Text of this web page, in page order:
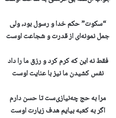
“سکوت” حکم خدا و رسول بود، ولی
جمل نمونه‌ای از قدرت و شجاعت اوست
فقط نه این که کرم کرد و رزق ما را داد
نفس کشیدن ما نیز با عنایت اوست
مرا به حج چه‌نیازی‌ست تا حسن دارم
اگر به کعبه بیایم هدف زیارت اوست